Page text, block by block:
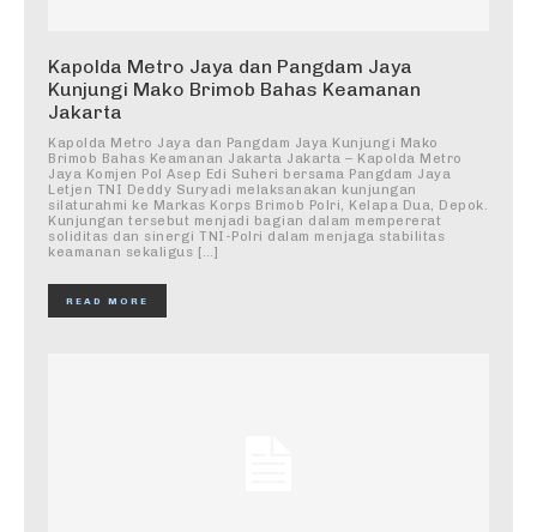
Kapolda Metro Jaya dan Pangdam Jaya
Kunjungi Mako Brimob Bahas Keamanan
Jakarta
Kapolda Metro Jaya dan Pangdam Jaya Kunjungi Mako
Brimob Bahas Keamanan Jakarta Jakarta – Kapolda Metro
Jaya Komjen Pol Asep Edi Suheri bersama Pangdam Jaya
Letjen TNI Deddy Suryadi melaksanakan kunjungan
silaturahmi ke Markas Korps Brimob Polri, Kelapa Dua, Depok.
Kunjungan tersebut menjadi bagian dalam mempererat
soliditas dan sinergi TNI-Polri dalam menjaga stabilitas
keamanan sekaligus […]
READ MORE